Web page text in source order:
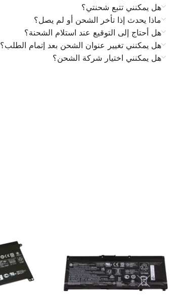
هل يمكنني تتبع شحنتي؟
ماذا يحدث إذا تأخر الشحن أو لم يصل؟
هل أحتاج إلى التوقيع عند استلام الشحنة؟
هل يمكنني تغيير عنوان الشحن بعد إتمام الطلب؟
هل يمكنني اختيار شركة الشحن؟